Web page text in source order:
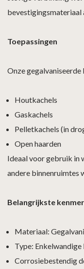
bevestigingsmateriaal
Toepassingen
Onze
Houtkachels
Gaskachels
Pelletkachels (in
Open haarden
Ideaal voor gebruik in
andere binnenruimtes
Belangrijkste
Materiaal:
Type:
Corrosiebestendig